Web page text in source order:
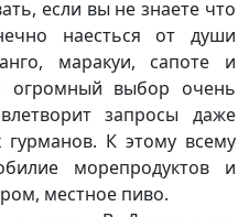
если вы не знаете что
наесться от души
маракуи, сапоте и
огромный выбор очень
запросы даже
К этому всему
морепродуктов и
местное пиво.